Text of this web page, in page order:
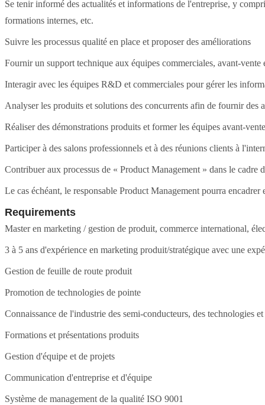
Se tenir informé des actualités et informations de l'entreprise, y
formations internes, etc.
Suivre les processus qualité en place et proposer des améliorations
Fournir un support technique aux équipes commerciales, avant-vente
Interagir avec les équipes R&D et commerciales pour gérer les
Analyser les produits et solutions des concurrents afin de fournir des
Réaliser des démonstrations produits et former les équipes avant-
Participer à des salons professionnels et à des réunions clients à
Contribuer aux processus de « Product Management » dans le cadre
Le cas échéant, le responsable Product Management pourra
Requirements
Master en marketing / gestion de produit, commerce international,
3 à 5 ans d'expérience en marketing produit/stratégique avec une
Gestion de feuille de route produit
Promotion de technologies de pointe
Connaissance de l'industrie des semi-conducteurs, des technologies
Formations et présentations produits
Gestion d'équipe et de projets
Communication d'entreprise et d'équipe
Système de management de la qualité ISO 9001